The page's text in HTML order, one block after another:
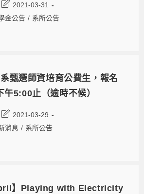
2021-03-31
金公告 / 系所公告
甄選師資培育公費生，報名
午5:00止（逾時不候）
2021-03-29
消息 / 系所公告
】Playing with Electricity